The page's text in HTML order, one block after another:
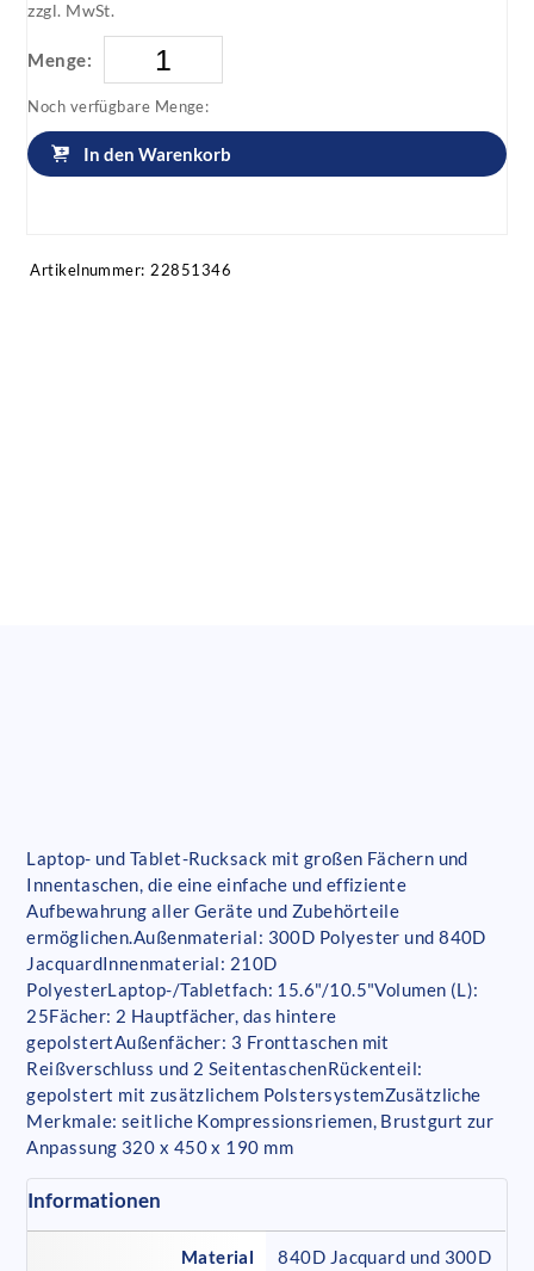
zzgl. MwSt.
Menge:
Noch verfügbare Menge:
In den Warenkorb
Artikelnummer: 22851346
Laptop- und Tablet-Rucksack mit großen Fächern und
Innentaschen, die eine einfache und effiziente
Aufbewahrung aller Geräte und Zubehörteile
ermöglichen.Außenmaterial: 300D Polyester und 840D
JacquardInnenmaterial: 210D
PolyesterLaptop-/Tabletfach: 15.6"/10.5"Volumen (L):
25Fächer: 2 Hauptfächer, das hintere
gepolstertAußenfächer: 3 Fronttaschen mit
Reißverschluss und 2 SeitentaschenRückenteil:
gepolstert mit zusätzlichem PolstersystemZusätzliche
Merkmale: seitliche Kompressionsriemen, Brustgurt zur
Anpassung 320 x 450 x 190 mm
Informationen
Material 840D Jacquard und 300D